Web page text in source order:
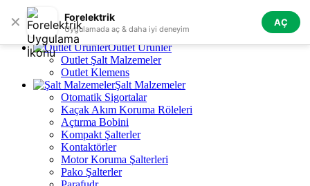
✕ Forelektrik
Uygulamada aç & daha iyi deneyim
AÇ
Skip to navigation Skip to main content
Tüm Kategoriler
Outlet Ürünler
Outlet Şalt Malzemeler
Outlet Klemens
Şalt Malzemeler
Otomatik Sigortalar
Kaçak Akım Koruma Röleleri
Açtırma Bobini
Kompakt Şalterler
Kontaktörler
Motor Koruma Şalterleri
Pako Şalterler